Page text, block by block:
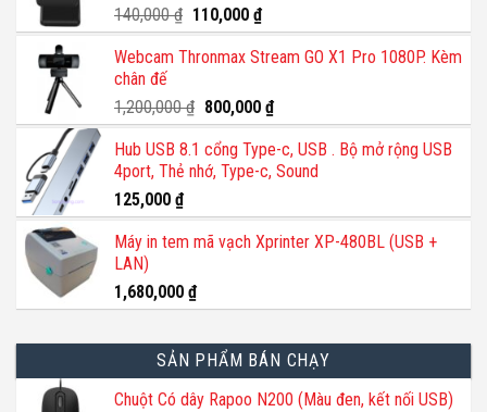
chọn
được
chọn
trên
phẩm
tùy
chọn
có
được
trên
phẩm
140,000₫ Giá
gốc
là:
110,000 ₫Giá
hiện
tại
110,000 ₫.
Webcam Thronmax Stream GO X1 Pro 1080P. Kèm
chân đế
1,200,000₫ Giá
gốc
là:
1,200,000 ₫.
800,000 ₫Giá
hiện
tại
là:
Hub USB 8.1 cổng Type-c, USB . Bộ mở rộng USB
4port, Thẻ nhớ, Type-c, Sound
125,000 ₫
Máy in tem mã vạch Xprinter XP-480BL (USB +
LAN)
1,680,000 ₫
SẢN PHẨM BÁN CHẠY
Chuột Có dây Rapoo N200 (Màu đen, kết nối USB)